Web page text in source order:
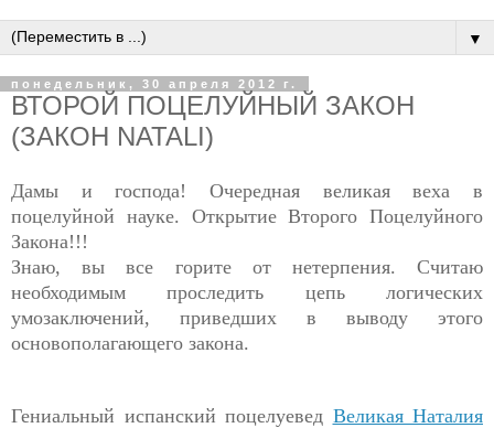
▼
понедельник, 30 апреля 2012 г.
ВТОРОЙ ПОЦЕЛУЙНЫЙ ЗАКОН
(ЗАКОН NATALI)
Дамы и господа! Очередная великая веха в
поцелуйной науке. Открытие Второго Поцелуйного
Закона!!!
Знаю, вы все горите от нетерпения. Считаю
необходимым проследить цепь логических
умозаключений, приведших в выводу этого
основополагающего закона.
Гениальный испанский поцелуевед Великая Наталия